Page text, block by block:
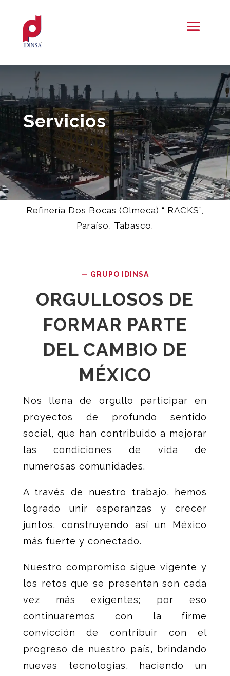
Servicios
Refinería Dos Bocas (Olmeca) “ RACKS”,
Paraíso, Tabasco.
— GRUPO IDINSA
ORGULLOSOS DE
FORMAR PARTE
DEL CAMBIO DE
MÉXICO
Nos llena de orgullo participar en
proyectos de profundo sentido
social, que han contribuido a mejorar
las condiciones de vida de
numerosas comunidades.
A través de nuestro trabajo, hemos
logrado unir esperanzas y crecer
juntos, construyendo así un México
más fuerte y conectado.
Nuestro compromiso sigue vigente y
los retos que se presentan son cada
vez más exigentes; por eso
continuaremos con la firme
convicción de contribuir con el
progreso de nuestro país, brindando
nuevas tecnologías, haciendo un